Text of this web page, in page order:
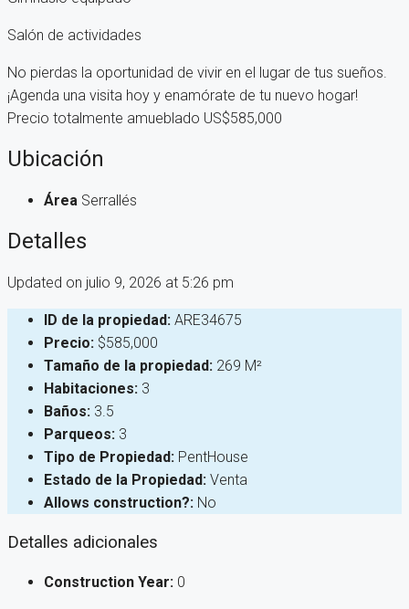
Salón de actividades
No pierdas la oportunidad de vivir en el lugar de tus sueños.
¡Agenda una visita hoy y enamórate de tu nuevo hogar!
Precio totalmente amueblado US$585,000
Ubicación
Área Serrallés
Detalles
Updated on julio 9, 2026 at 5:26 pm
ID de la propiedad: ARE34675
Precio: $585,000
Tamaño de la propiedad: 269 M²
Habitaciones: 3
Baños: 3.5
Parqueos: 3
Tipo de Propiedad: PentHouse
Estado de la Propiedad: Venta
Allows construction?: No
Detalles adicionales
Construction Year: 0